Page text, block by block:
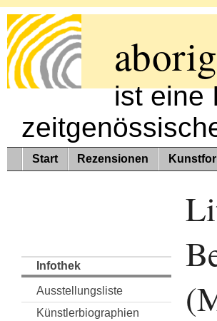
ist eine
Start Rezensionen
Infothek
Ausstellungsliste
Künstlerbiographien